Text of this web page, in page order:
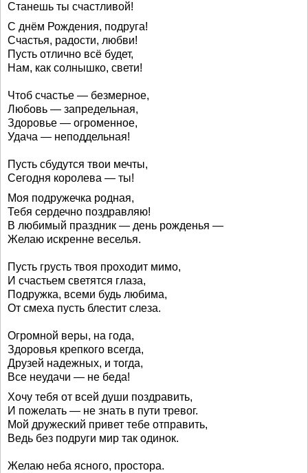
Станешь ты счастливой!
С днём Рождения, подруга!
Счастья, радости, любви!
Пусть отлично всё будет,
Нам, как солнышко, свети!
Чтоб счастье — безмерное,
Любовь — запредельная,
Здоровье — огроменное,
Удача — неподдельная!
Пусть сбудутся твои мечты,
Сегодня королева — ты!
Моя подружечка родная,
Тебя сердечно поздравляю!
В любимый праздник — день рожденья —
Желаю искренне веселья.
Пусть грусть твоя проходит мимо,
И счастьем светятся глаза,
Подружка, всеми будь любима,
От смеха пусть блестит слеза.
Огромной веры, на года,
Здоровья крепкого всегда,
Друзей надежных, и тогда,
Все неудачи — не беда!
Хочу тебя от всей души поздравить,
И пожелать — не знать в пути тревог.
Мой дружеский привет тебе отправить,
Ведь без подруги мир так одинок.
Желаю неба ясного, простора.